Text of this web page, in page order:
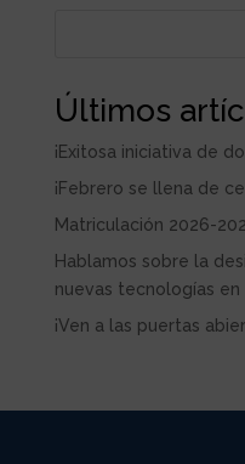
Últimos
¡Exitosa iniciativa de
¡Febrero se llena de
Matriculación 2026-
Hablamos sobre la
nuevas tecnologías en
¡Ven a las puertas